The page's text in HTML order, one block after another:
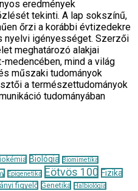
eredmények
tekinti. A lap sokszínű,
őrzi a korábbi évtizedekre
nyelvi igényességet. Szerzői
meghatározó alakjai
medencében, mind a világ
műszaki tudományok
a természettudományok
tudományában
Biológia Biomimetika
Epigenetika Eötvös 100 Fizika
figyelő Genetika
Halbiológia